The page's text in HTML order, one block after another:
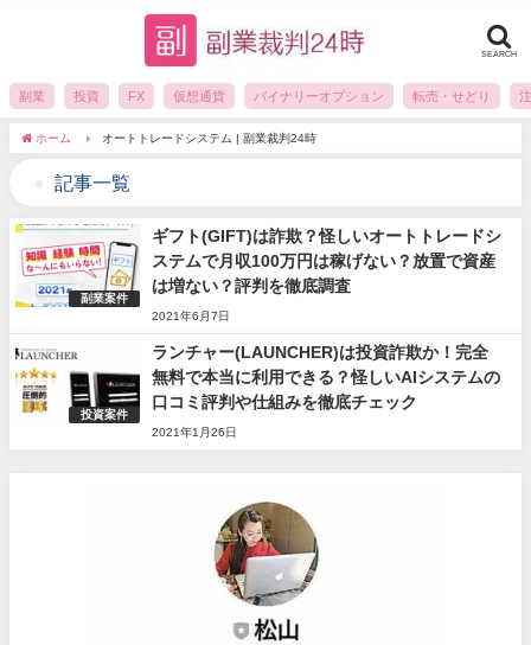
SEARCH
副業 投資 FX 仮想通貨 バイナリーオプション 転売・せどり
ホーム オートトレードシステム | 副業裁判24時
記事一覧
副業案件
ギフト(GIFT)は詐欺？怪しいオートトレードシ
ステムで月収100万円は稼げない？放置で資産
は増ない？評判を徹底調査
2021年6月7日
投資案件
ランチャー(LAUNCHER)は投資詐欺か！完全
無料で本当に利用できる？怪しいAIシステムの
口コミ評判や仕組みを徹底チェック
2021年1月26日